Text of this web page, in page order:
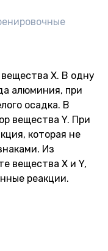
X. В одну
алюминия, при
осадка. В
вещества Y. При
которая не
Из
вещества X и Y,
реакции.